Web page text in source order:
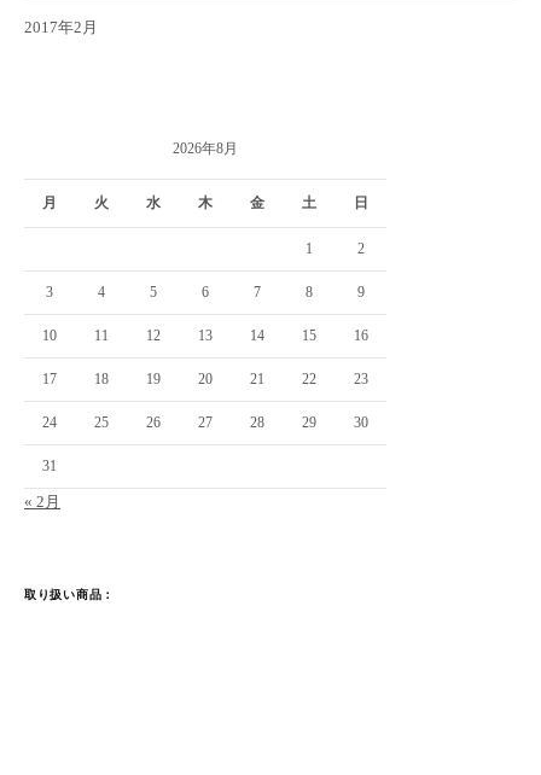
2017年2月
2026年8月
月 火 水 木 金 土 日
1 2
3 4 5 6 7 8 9
10 11 12 13 14 15 16
17 18 19 20 21 22 23
24 25 26 27 28 29 30
31
« 2月
取り扱い商品：